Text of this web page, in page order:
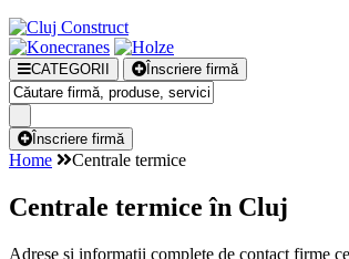
CATEGORII Înscriere firmă
Înscriere firmă
Home Centrale termice
Centrale termice în Cluj
Adrese și informații complete de contact firme